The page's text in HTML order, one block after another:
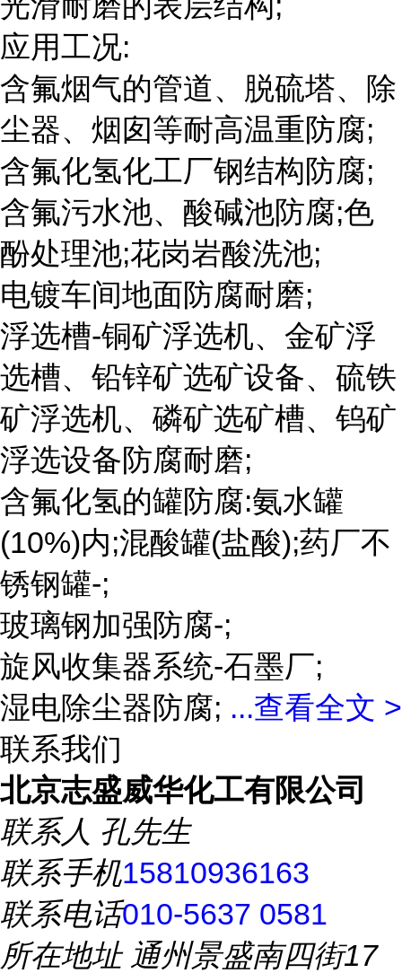
应用工况:
含氟烟气的管道、脱硫塔、除
尘器、烟囱等耐高温重防腐;
含氟化氢化工厂钢结构防腐;
含氟污水池、酸碱池防腐;色
酚处理池;花岗岩酸洗池;
电镀车间地面防腐耐磨;
浮选槽-铜矿浮选机、金矿浮
选槽、铅锌矿选矿设备、硫铁
矿浮选机、磷矿选矿槽、钨矿
浮选设备防腐耐磨;
含氟化氢的罐防腐:氨水罐
(10%)内;混酸罐(盐酸);药厂不
锈钢罐-;
玻璃钢加强防腐-;
旋风收集器系统-石墨厂;
湿电除尘器防腐; ...查看全文 >
联系我们
北京志盛威华化工有限公司
联系人 孔先生
联系手机15810936163
联系电话010-5637 0581
所在地址通州景盛南四街17